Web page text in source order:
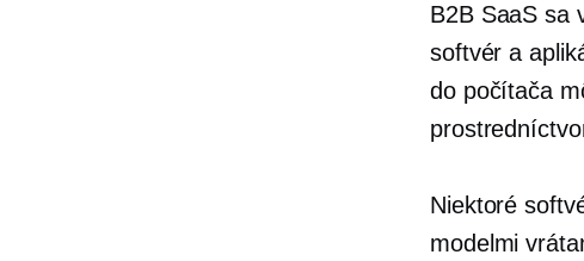
B2B SaaS sa
softvér a
do počítača
Niektoré
modelmi